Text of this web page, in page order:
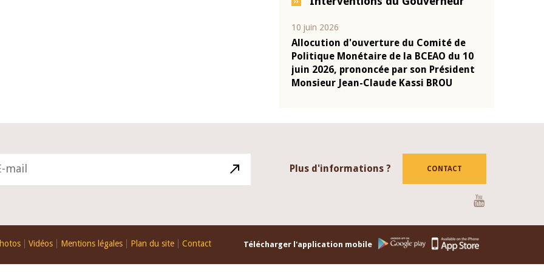
juin 2026, prononcée par son Président
04 mars 2026
Allocution d'ouverture du Comité de
Politique Monétaire de la BCEAO du 4
mars 2026, prononcée par son Président
Monsieur Jean-Claude Kassi BROU
Plus d'informations ? CONTACT
Vidéos Mentions légales Plan du site Contact Télécharger l'application mobile